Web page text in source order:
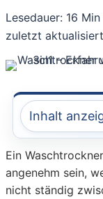
Lesedauer: 16 Min
zuletzt
Inhalt
Ein
angenehm sein,
nicht ständig